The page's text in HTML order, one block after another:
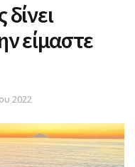
είμαστε
2022